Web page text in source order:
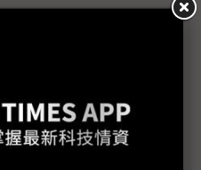
資 人均GDP上看4.4萬美
是聰明舉動